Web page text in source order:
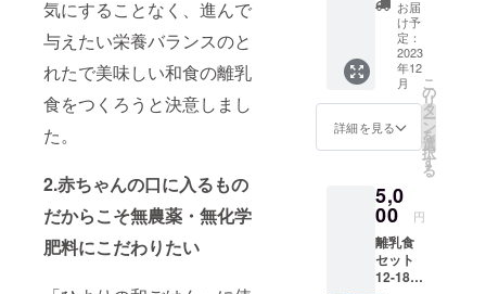
気にすることなく、進んで
与えたい栄養バランスのと
れたで美味しい和⾷の離乳
⾷をつくろうと決意しまし
た。
2.赤ちゃんの口に入るもの
だからこそ無農薬・無化学
肥料にこだわりたい
を生産
してい
ます ※
本品中
のしら
すは、
えび・
かに・
ていま
す。
凍保存
※賞味期
限は製
造より3
カ月程
度、詳
細は食
ださ
い。 ※
造工場
では同
じライ
11ヶ
月：だ
し4包、
野菜3種
12包、
お魚2
包、お
肉豚モ
・各１
包当た
り15g ※
送料無
料・冷
凍保存
お届
け予
定：
2023
年12
月
詳細を見る
こ
の
リ
タ
ー
ン
を
選
択
す
る
5,0
00 円
離乳食
セット
12-18ヶ